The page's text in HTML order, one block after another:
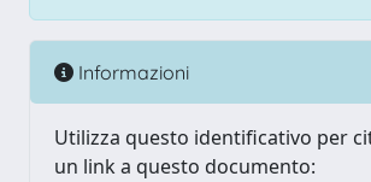
Informazioni
Utilizza questo identificativo per
un link a questo documento: